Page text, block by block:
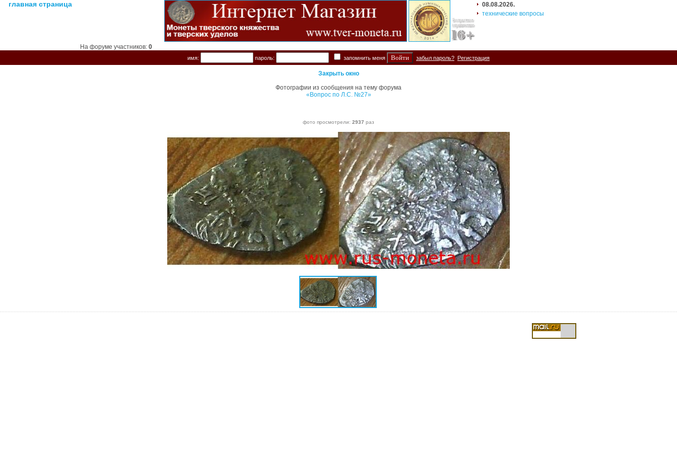
главная страница
На форуме участников: 0
08.08.2026.
технические вопросы
имя: пароль: запомнить меня забыл пароль? Регистрация
Закрыть окно
Фотографии из сообщения на тему форума
«Вопрос по Л.С. №27»
фото просмотрели: 2937 раз